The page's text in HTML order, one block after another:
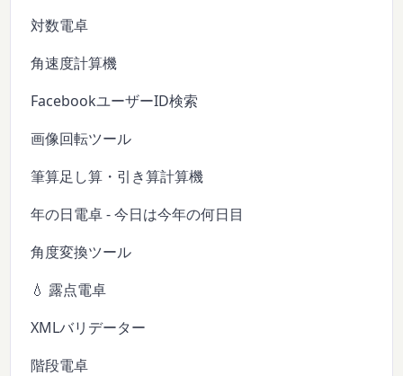
対数電卓
角速度計算機
FacebookユーザーID検索
画像回転ツール
筆算足し算・引き算計算機
年の日電卓 - 今日は今年の何日目
角度変換ツール
💧 露点電卓
XMLバリデーター
階段電卓